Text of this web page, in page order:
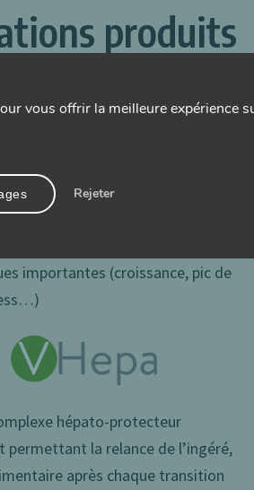
produits
...
diurétique
en L-Carnitine, Vcetos permet
importantes (croissance, pic de
hépato-protecteur
la relance de l’ingéré,
après chaque transition
vous offrir la meilleure expérience
Rejeter